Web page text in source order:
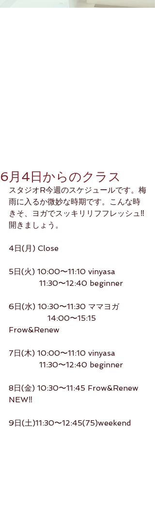
6月4日からのクラス
スタジオR今週のスケジュールです。梅
雨に入るか微妙な時期です。こんな時
きそ、ヨガでスッキリリフフレッシュ‼️
開きましょう。
4日(月) Close
5日(火) 10:00〜11:10 vinyasa
11:30〜12:40 beginner
6日(水) 10:30〜11:30 ママヨガ
Frow&Renew
7日(木) 10:00〜11:10 vinyasa
11:30〜12:40 beginner
8日(金) 10:30〜11:45 Frow&Renew
NEW‼️
9日(土)11:30〜12:45(75)weekend